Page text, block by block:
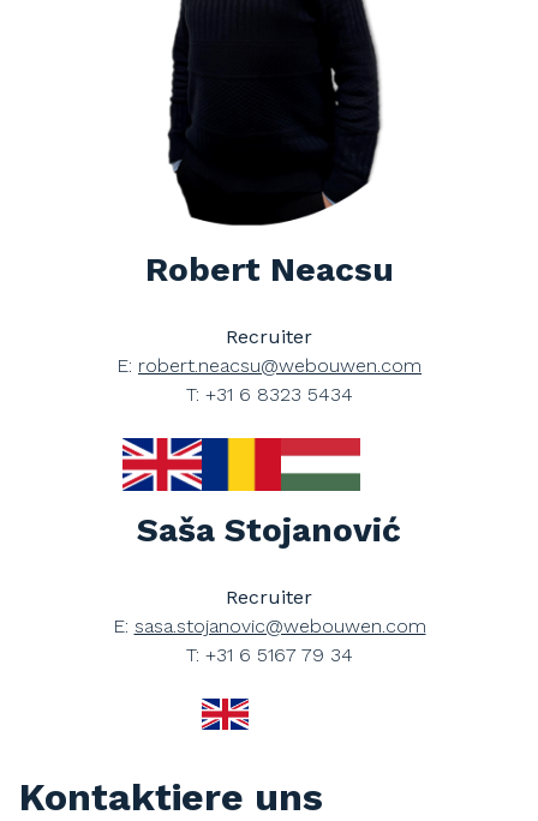
Robert Neacsu
Recruiter
E: robert.neacsu@webouwen.com
T: +31 6 8323 5434
Saša Stojanović
Recruiter
E: sasa.stojanovic@webouwen.com
T: +31 6 5167 79 34
Kontaktiere uns